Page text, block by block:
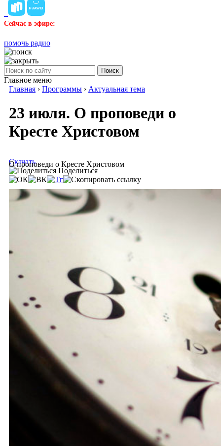
Сейчас в эфире:
помочь радио
Поиск
Главное меню
Главная › Программы › Актуальная тема
23 июля. О проповеди о
Кресте Христовом
О проповеди о Кресте Христовом
Скачать
Поделиться